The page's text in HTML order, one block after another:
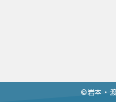
©︎岩本・